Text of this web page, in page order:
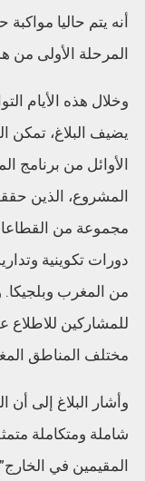
المرحلة الأولى من
وخلال هذه الأيام
يضيف البلاغ، تمكن
الأوائل من برنامج
المشروع، الذين
مجموعة من
دورات تكوينية
من المغرب
للمشاركين للاطلاع
مختلف المناطق
وأشار البلاغ إلى
شاملة ومتكاملة
المقيمين في